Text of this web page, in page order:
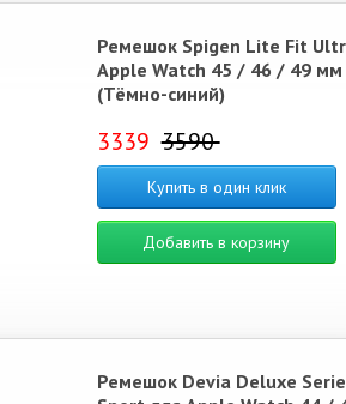
Ремешок Spigen Lite Fit
Apple Watch 45 / 46 / 49 мм
(Тёмно-синий)
3339 3590
Купить в один клик
Добавить в корзину
Ремешок Devia Deluxe